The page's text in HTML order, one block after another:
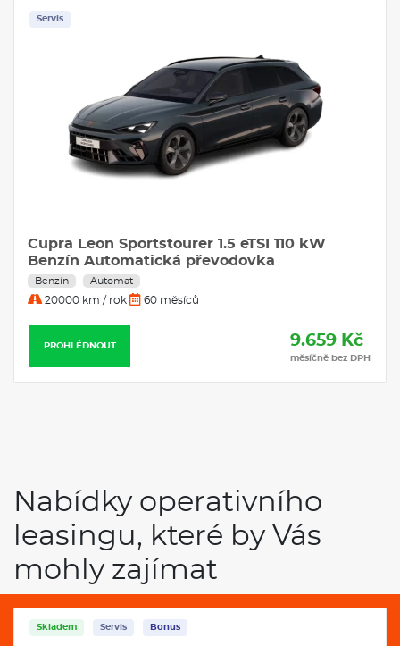
Skladem
Cupra Formentor 1.5 eTSI 110 kW Benzín
Automatická převodovka
Benzín Automat
30000 km / rok 36 měsíců
PROHLÉDNOUT 9.730 Kč
měsíčně bez DPH
Nabídky operativního
leasingu, které by Vás
mohly zajímat
Skladem Servis Bonus